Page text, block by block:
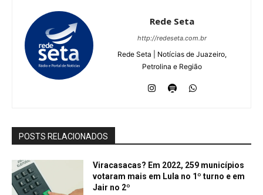
Rede Seta
http://redeseta.com.br
Rede Seta | Notícias de Juazeiro,
Petrolina e Região
POSTS RELACIONADOS
Viracasacas? Em 2022, 259 municípios
votaram mais em Lula no 1º turno e em
Jair no 2º